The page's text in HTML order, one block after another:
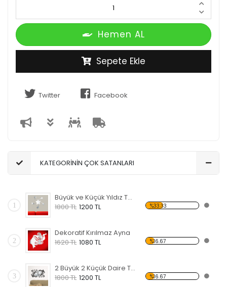
Hemen AL
Sepete Ekle
Twitter Facebook
KATEGORİNİN ÇOK SATANLARI
1
Büyük ve Küçük Yıldız Temalı Dekoratif Kırılmaz Ayna
1800 TL 1200 TL %33.33
2
Dekoratif Kırılmaz Ayna
1620 TL 1080 TL %16.67
3
2 Büyük 2 Küçük Daire Temalı Dekoratif Kırılmaz Ayna
1800 TL 1200 TL %16.67